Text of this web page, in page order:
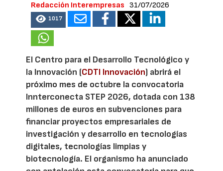
Redacción Interempresas 31/07/2026
1017
El Centro para el Desarrollo Tecnológico y
la Innovación (CDTI Innovación) abrirá el
próximo mes de octubre la convocatoria
Innterconecta STEP 2026, dotada con 138
millones de euros en subvenciones para
financiar proyectos empresariales de
investigación y desarrollo en tecnologías
digitales, tecnologías limpias y
biotecnología. El organismo ha anunciado